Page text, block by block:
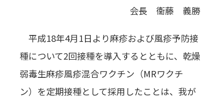
会長 衞藤 義勝
平成18年4月1日より麻疹および風疹予防接
種について2回接種を導入するとともに、乾燥
弱毒生麻疹風疹混合ワクチン（MRワクチ
ン）を定期接種として採用したことは、我が